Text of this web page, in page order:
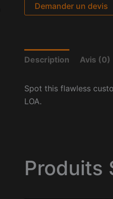
Demander un devis
Description Avis (0)
Spot this flawless
LOA.
Produits